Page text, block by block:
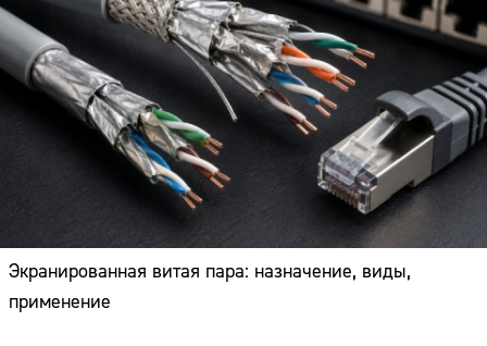
Экранированная витая пара: назначение, виды,
применение